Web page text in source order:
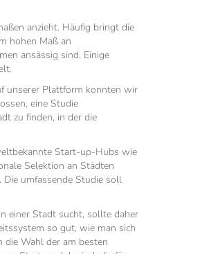
anzieht. Häufig bringt die
hohen Maß an
ansässig sind. Einige
unserer Plattform konnten wir
eine Studie
zu finden, in der die
Start-up-Hubs wie
Selektion an Städten
umfassende Studie soll
einer Stadt sucht, sollte daher
so gut, wie man sich
die Wahl der am besten